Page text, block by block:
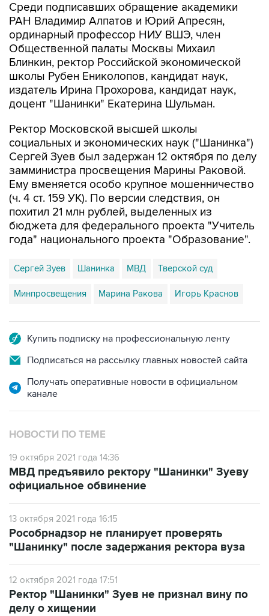
Среди подписавших обращение академики
РАН Владимир Алпатов и Юрий Апресян,
ординарный профессор НИУ ВШЭ, член
Общественной палаты Москвы Михаил
Блинкин, ректор Российской экономической
школы Рубен Ениколопов, кандидат наук,
издатель Ирина Прохорова, кандидат наук,
доцент "Шанинки" Екатерина Шульман.
Ректор Московской высшей школы
социальных и экономических наук ("Шанинка")
Сергей Зуев был задержан 12 октября по делу
замминистра просвещения Марины Раковой.
Ему вменяется особо крупное мошенничество
(ч. 4 ст. 159 УК). По версии следствия, он
похитил 21 млн рублей, выделенных из
бюджета для федерального проекта "Учитель
года" национального проекта "Образование".
Сергей Зуев Шанинка МВД Тверской суд
Минпросвещения Марина Ракова Игорь Краснов
Купить подписку на профессиональную ленту
Подписаться на рассылку главных новостей сайта
Получать оперативные новости в официальном
канале
НОВОСТИ ПО ТЕМЕ
19 октября 2021 года 14:36
МВД предъявило ректору "Шанинки" Зуеву
официальное обвинение
13 октября 2021 года 16:15
Рособрнадзор не планирует проверять
"Шанинку" после задержания ректора вуза
12 октября 2021 года 17:51
Ректор "Шанинки" Зуев не признал вину по
делу о хищении